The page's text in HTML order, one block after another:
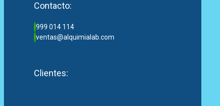
Contacto:
999 014 114
ventas@alquimialab.com
Clientes: